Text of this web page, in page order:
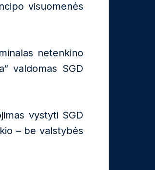
visuomenės
netenkino
valdomas SGD
vystyti SGD
– be valstybės